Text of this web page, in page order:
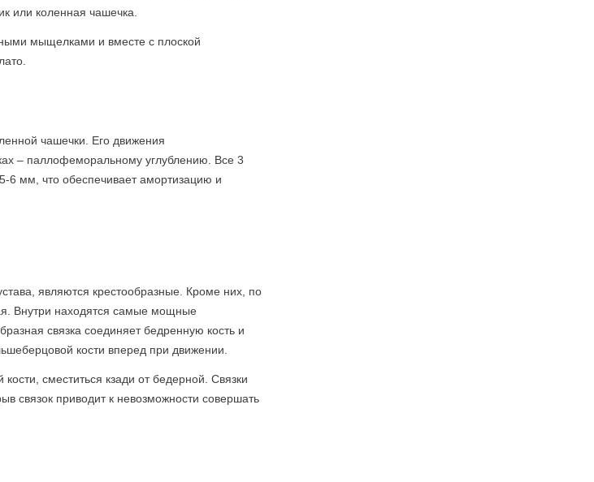
или коленная чашечка.
мыщелками и вместе с плоской
чашечки. Его движения
– паллофеморальному углублению. Все 3
6 мм, что обеспечивает амортизацию и
являются крестообразные. Кроме них, по
Внутри находятся самые мощные
связка соединяет бедренную кость и
кости вперед при движении.
сместиться кзади от бедерной. Связки
связок приводит к невозможности совершать